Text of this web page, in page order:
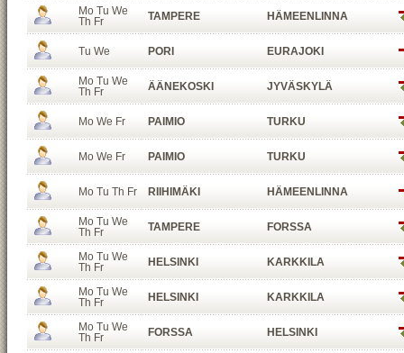
Mo Tu We
Th Fr
TAMPERE HÄMEENLINNA
Tu We PORI EURAJOKI
Mo Tu We
Th Fr
ÄÄNEKOSKI JYVÄSKYLÄ
Mo We Fr PAIMIO TURKU
Mo We Fr PAIMIO TURKU
Mo Tu Th Fr RIIHIMÄKI HÄMEENLINNA
Mo Tu We
Th Fr
TAMPERE FORSSA
Mo Tu We
Th Fr
HELSINKI KARKKILA
Mo Tu We
Th Fr
HELSINKI KARKKILA
Mo Tu We
Th Fr
FORSSA HELSINKI